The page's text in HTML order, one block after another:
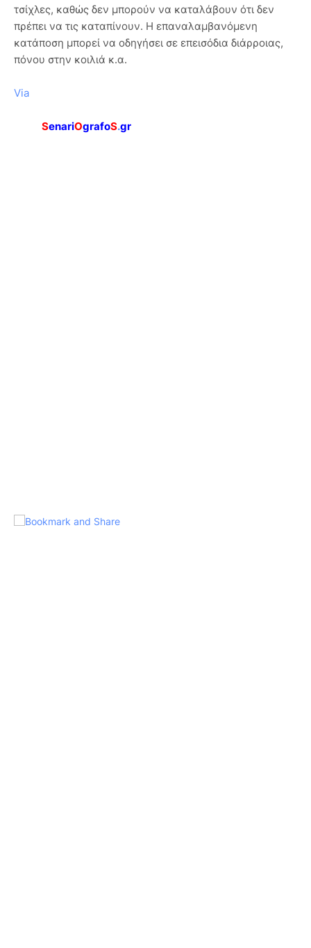
τσίχλες, καθώς δεν μπορούν να καταλάβουν ότι δεν
πρέπει να τις καταπίνουν. Η επαναλαμβανόμενη
κατάποση μπορεί να οδηγήσει σε επεισόδια διάρροιας,
πόνου στην κοιλιά κ.α.
Via
SenariOgrafoS.gr